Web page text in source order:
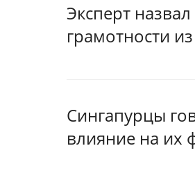
Эксперт
грамотности
Сингапурцы
влияние на их